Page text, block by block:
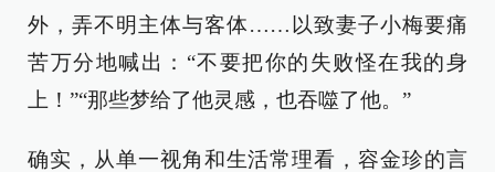
外，弄不明主体与客体……以致妻子小梅要痛
苦万分地喊出：“不要把你的失败怪在我的身
上！”“那些梦给了他灵感，也吞噬了他。”
确实，从单一视角和生活常理看，容金珍的言